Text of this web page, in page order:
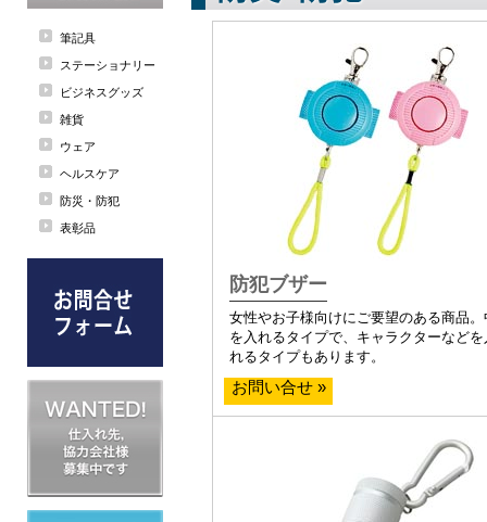
筆記具
ステーショナリー
ビジネスグッズ
雑貨
ウェア
ヘルスケア
防災・防犯
表彰品
防犯ブザー
女性やお子様向けにご要望のある商品。
を入れるタイプで、キャラクターなど
れるタイプもあります。
お問い合せ »